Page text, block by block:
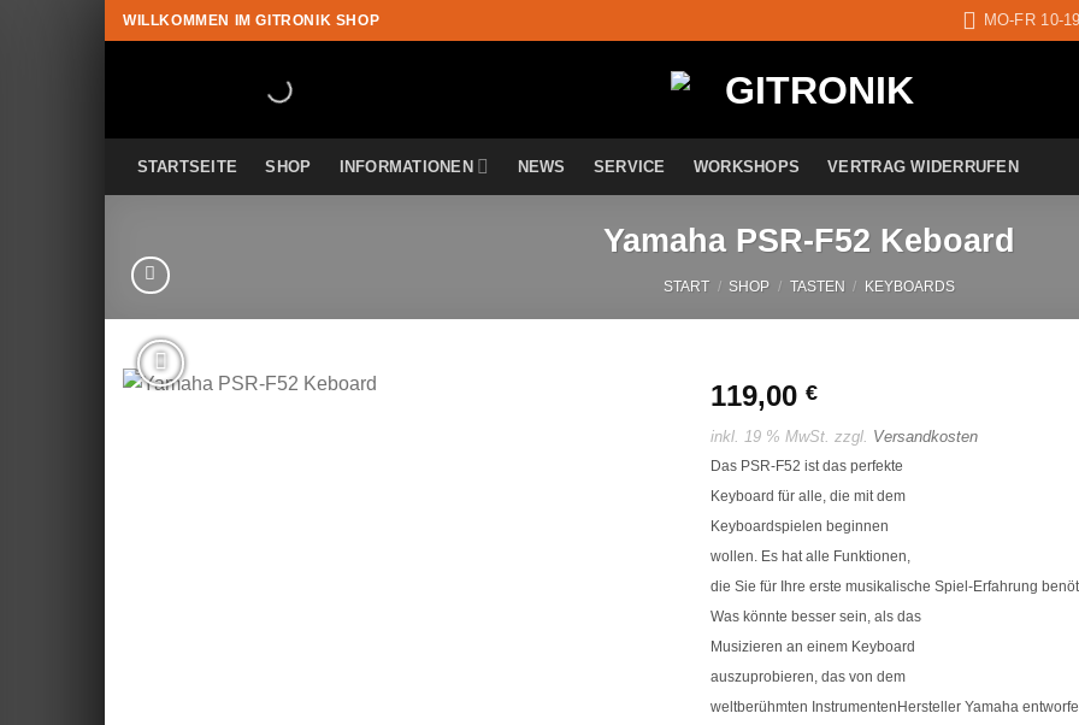
Zum
Inhalt
WILLKOMMEN IM GITRONIK SHOP MO-FR 10-
STARTSEITE SHOP INFORMATIONEN NEWS SERVICE WORKSHOPS VERTRAG WIDERRUFEN
Yamaha PSR-F52 Keboard
START / SHOP / TASTEN / KEYBOARDS
119,00 €
inkl. 19 % MwSt. zzgl. Versandkosten
Das PSR-F52 ist das perfekte
Keyboard für alle, die mit dem
Keyboardspielen beginnen
wollen. Es hat alle Funktionen,
die Sie für Ihre erste musikalische Spiel-Erfahrung
Was könnte besser sein, als das
Musizieren an einem Keyboard
auszuprobieren, das von dem
weltberühmten InstrumentenHersteller Yamaha